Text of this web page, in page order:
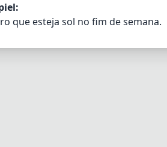
que esteja sol no fim de semana.